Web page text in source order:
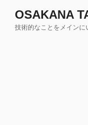
OSAKANA
技術的なことをメイン